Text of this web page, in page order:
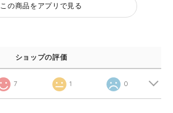
この商品をアプリで見る
ショップの評価
7 1 0